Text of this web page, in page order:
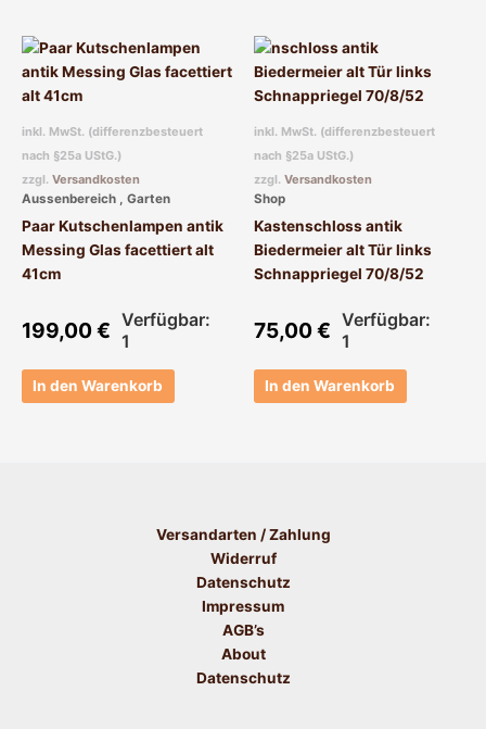
inkl. MwSt. (differenzbesteuert
nach §25a UStG.)
zzgl. Versandkosten
Aussenbereich , Garten
Paar Kutschenlampen antik
Messing Glas facettiert alt
41cm
199,00€ Verfügbar:
1
In den Warenkorb
inkl. MwSt. (differenzbesteuert
nach §25a UStG.)
zzgl. Versandkosten
Shop
Kastenschloss antik
Biedermeier alt Tür links
Schnappriegel 70/8/52
75,00€ Verfügbar:
1
In den Warenkorb
Versandarten / Zahlung
Widerruf
Datenschutz
Impressum
AGB’s
About
Datenschutz